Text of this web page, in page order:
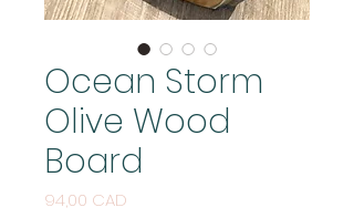
Ocean Storm
Olive Wood
Board
94,00 CAD